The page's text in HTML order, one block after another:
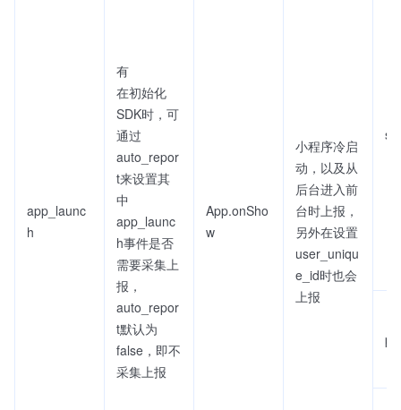
app_launc
h
有
在初始化
SDK时，可
通过
auto_repor
t来设置其
中
app_launc
h事件是否
需要采集上
报，
auto_repor
t默认为
false，即不
采集上报
App.onSho
w
小程序冷启
动，以及从
后台进入前
台时上报，
另外在设置
user_uniqu
e_id时也会
上报